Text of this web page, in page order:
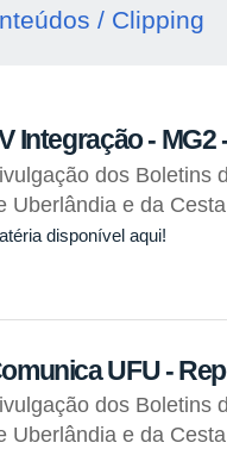
/ Clipping
Integração - MG2
dos Boletins
Uberlândia e da
disponível aqui!
UFU -
dos Boletins
Uberlândia e da